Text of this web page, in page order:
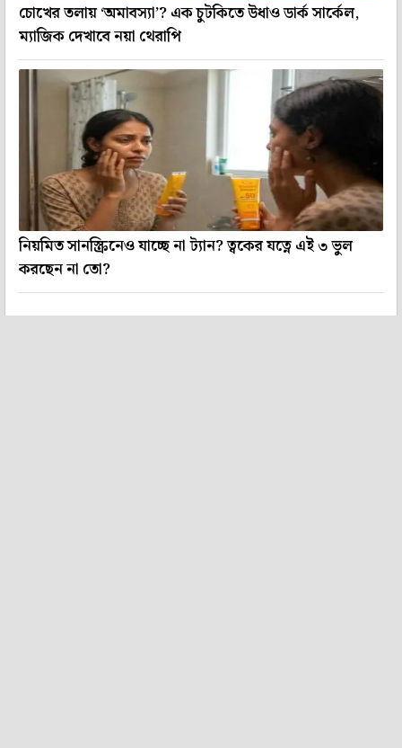
চোখের তলায় ‘অমাবস্যা’? এক চুটকিতে উধাও ডার্ক সার্কেল,
ম্যাজিক দেখাবে নয়া থেরাপি
নিয়মিত সানস্ক্রিনেও যাচ্ছে না ট্যান? ত্বকের যত্নে এই ৩ ভুল
করছেন না তো?